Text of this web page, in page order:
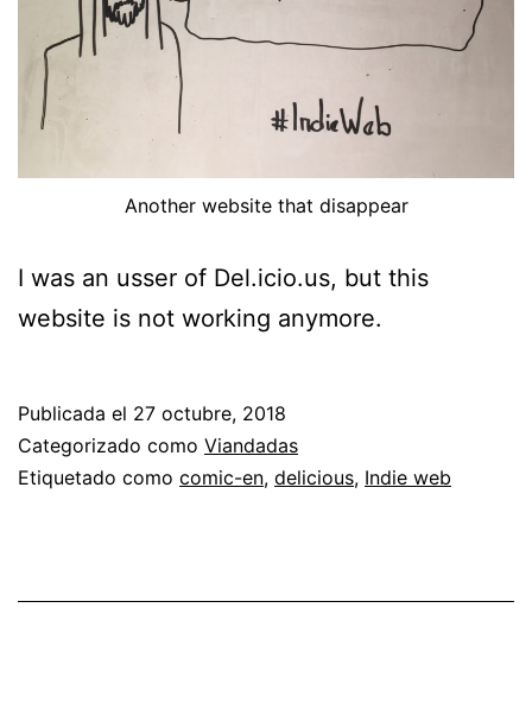
Another website that disappear
I was an usser of Del.icio.us, but this
website is not working anymore.
Publicada el 27 octubre, 2018
Categorizado como Viandadas
Etiquetado como comic-en, delicious, Indie web